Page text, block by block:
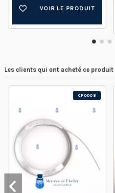
VOIR LE PRODUIT
Les clients qui ont acheté ce
CP0008